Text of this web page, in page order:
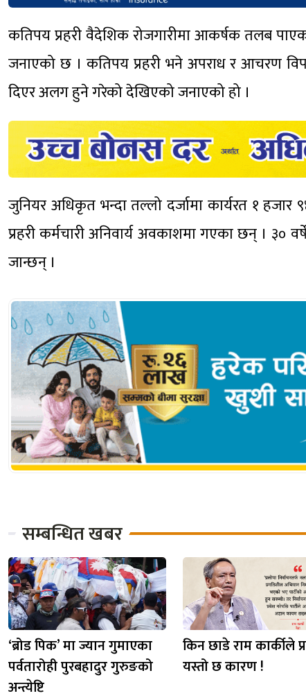
कतिपय प्रहरी वैदेशिक रोजगारीमा आकर्षक तलब
जनाएको छ । कतिपय प्रहरी भने अपराध र आचरण
दिएर अलग हुने गरेको देखिएको जनाएको हो ।
जुनियर अधिकृत भन्दा तल्लो दर्जामा कार्यरत १
प्रहरी कर्मचारी अनिवार्य अवकाशमा गएका छन् । ३०
जान्छन् ।
सम्बन्धित खबर
‘ब्रोड पिक’ मा ज्यान गुमाएका
पर्वतारोही पुरबहादुर गुरुङको
अन्त्येष्टि
किन छाडे राम कार्कीले
यस्तो छ कारण !